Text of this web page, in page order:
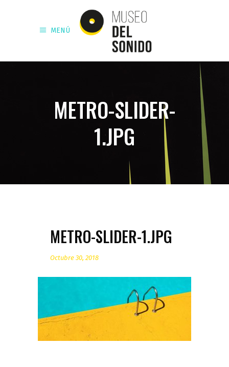
MENÚ
METRO-SLIDER-
1.JPG
METRO-SLIDER-1.JPG
Octubre 30, 2018